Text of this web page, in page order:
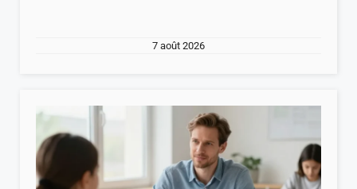
7 août 2026